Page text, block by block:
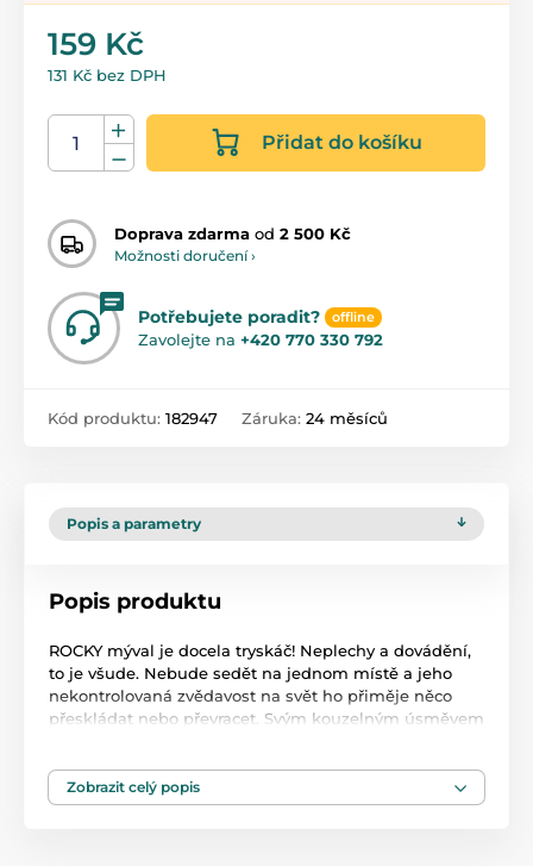
159 Kč
131 Kč bez DPH
Přidat do košíku
Doprava zdarma od 2 500 Kč
Možnosti doručení ›
Potřebujete poradit? offline
Zavolejte na +420 770 330 792
Kód produktu: 182947 Záruka: 24 měsíců
Popis a parametry
Popis produktu
ROCKY mýval je docela tryskáč! Neplechy a dovádění,
to je všude. Nebude sedět na jednom místě a jeho
nekontrolovaná zvědavost na svět ho přiměje něco
přeskládat nebo převracet. Svým kouzelným úsměvem
materiálů se zajímavou strukturou a jehož vnitřní
pískadlo rozvíjí kognitivní schopnosti, se může stát
Zobrazit celý popis